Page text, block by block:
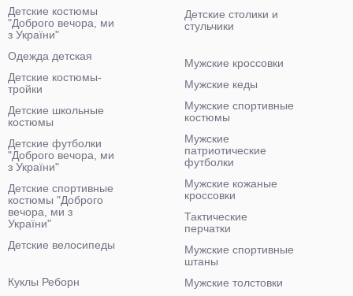
Детские столики и
стульчики
Детские костюмы
"Доброго вечора, ми
з України"
Одежда детская
Детские костюмы-
тройки
Детские школьные
костюмы
Детские футболки
"Доброго вечора, ми
з України"
Детские спортивные
костюмы "Доброго
вечора, ми з
України"
Детские велосипеды
Мужские кроссовки
Мужские кеды
Мужские спортивные
костюмы
Мужские
патриотические
футболки
Мужские кожаные
кроссовки
Тактические
перчатки
Мужские спортивные
штаны
Мужские толстовки
Куклы Реборн